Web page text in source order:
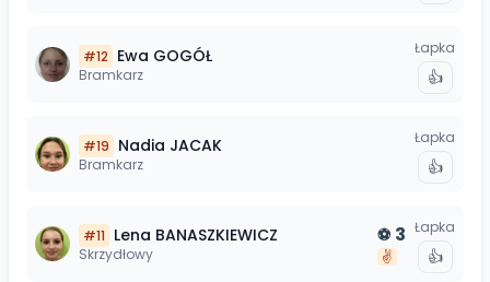
#12 Ewa GOGÓŁ
Bramkarz
Łapka
👍
#19 Nadia JACAK
Bramkarz
Łapka
👍
#11 Lena BANASZKIEWICZ
Skrzydłowy
⚽ 3
✌️
Łapka
👍